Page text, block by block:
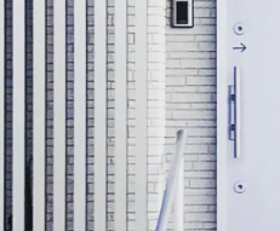
X
LINE
加盟